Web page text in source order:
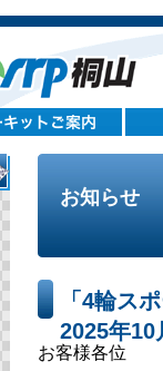
お知らせ
「4輪ス
2025年10
お客様各位